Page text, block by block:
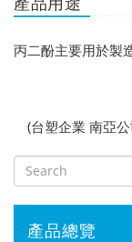
丙二酚主要用於製
(台塑企業 南亞
產品總覽